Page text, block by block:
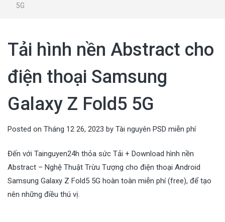
5G
Tải hình nền Abstract cho
điện thoại Samsung
Galaxy Z Fold5 5G
Posted on Tháng 12 26, 2023 by Tài nguyên PSD miễn phí
Đến với Tainguyen24h thỏa sức Tải + Download hình nền
Abstract – Nghệ Thuật Trừu Tượng cho điện thoại Android
Samsung Galaxy Z Fold5 5G hoàn toàn miễn phí (free), để tạo
nên những điều thú vị.